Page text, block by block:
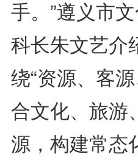
手。”遵义市
科长朱文艺介
绕“资源、客
合文化、旅游
源，构建常态